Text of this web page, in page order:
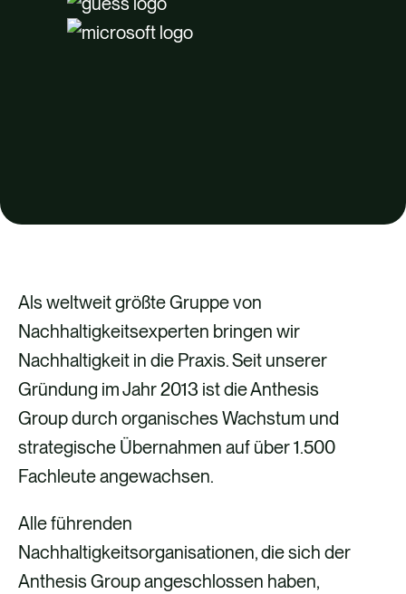
Als weltweit größte Gruppe von
Nachhaltigkeitsexperten bringen wir
Nachhaltigkeit in die Praxis. Seit unserer
Gründung im Jahr 2013 ist die Anthesis
Group durch organisches Wachstum und
strategische Übernahmen auf über 1.500
Fachleute angewachsen.
Alle führenden
Nachhaltigkeitsorganisationen, die sich der
Anthesis Group angeschlossen haben,